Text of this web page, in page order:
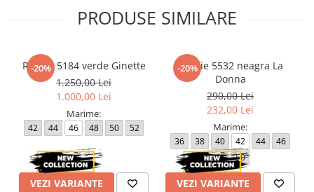
Atentie! Nuanta produsului poate diferi usor, in functie de
PRODUSE SIMILARE
-20%
Rochie 5184 verde Ginette
1.250,00 Lei
1.000,00 Lei
Marime:
42 44 46 48 50 52
VEZI VARIANTE
-20%
Rochie 5532 neagra La
Donna
290,00 Lei
232,00 Lei
Marime:
36 38 40 42 44
46
48
50
VEZI VARIANTE